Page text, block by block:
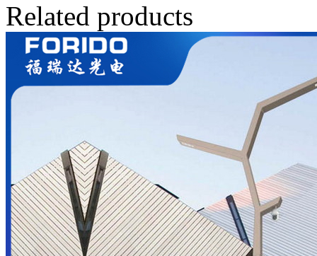
Related products